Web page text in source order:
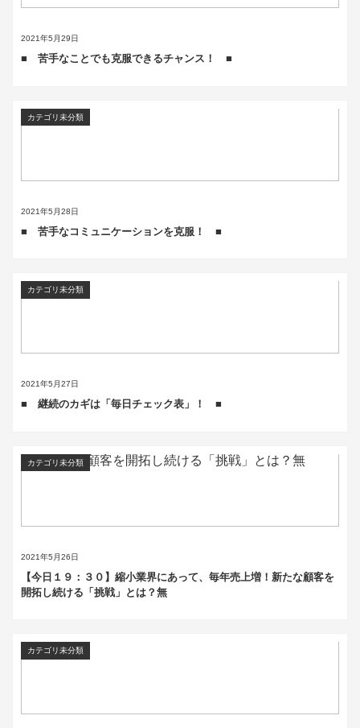
2021年5月29日
■ 苦手なことでも克服できるチャンス！ ■
2021年5月28日
カテゴリ未分類
■ 苦手なコミュニケーションを克服！ ■
2021年5月27日
カテゴリ未分類
■ 継続のカギは「毎日チェック表」！ ■
2021年5月26日
カテゴリ未分類
【今日１９：３０】縮小業界にあって、毎年売上増！新たな顧客を
開拓し続ける「挑戦」とは？無
カテゴリ未分類